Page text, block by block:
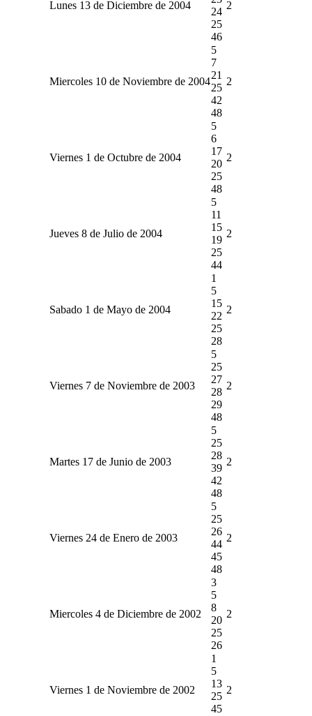
Lunes 13 de Diciembre de 2004
24
25
46
2
Miercoles 10 de Noviembre de 2004
5
7
21
25
42
48
2
Viernes 1 de Octubre de 2004
5
6
17
20
25
48
2
Jueves 8 de Julio de 2004
5
11
15
19
25
44
2
Sabado 1 de Mayo de 2004
1
5
15
22
25
28
2
Viernes 7 de Noviembre de 2003
5
25
27
28
29
48
2
Martes 17 de Junio de 2003
5
25
28
39
42
48
2
Viernes 24 de Enero de 2003
5
25
26
44
45
48
2
Miercoles 4 de Diciembre de 2002
3
5
8
20
25
26
2
Viernes 1 de Noviembre de 2002
1
5
13
25
45
2